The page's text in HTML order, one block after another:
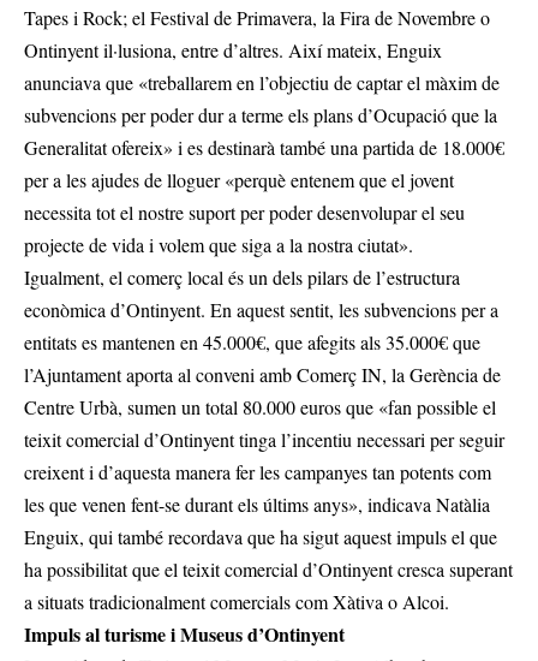
Tapes i Rock; el Festival de Primavera, la Fira de Novembre o
Ontinyent il·lusiona, entre d’altres. Així mateix, Enguix
anunciava que «treballarem en l’objectiu de captar el màxim de
subvencions per poder dur a terme els plans d’Ocupació que la
Generalitat ofereix» i es destinarà també una partida de 18.000€
per a les ajudes de lloguer «perquè entenem que el jovent
necessita tot el nostre suport per poder desenvolupar el seu
projecte de vida i volem que siga a la nostra ciutat».
Igualment, el comerç local és un dels pilars de l’estructura
econòmica d’Ontinyent. En aquest sentit, les subvencions per a
entitats es mantenen en 45.000€, que afegits als 35.000€ que
l’Ajuntament aporta al conveni amb Comerç IN, la Gerència de
Centre Urbà, sumen un total 80.000 euros que «fan possible el
teixit comercial d’Ontinyent tinga l’incentiu necessari per seguir
creixent i d’aquesta manera fer les campanyes tan potents com
les que venen fent-se durant els últims anys», indicava Natàlia
Enguix, qui també recordava que ha sigut aquest impuls el que
ha possibilitat que el teixit comercial d’Ontinyent cresca superant
a situats tradicionalment comercials com Xàtiva o Alcoi.
Impuls al turisme i Museus d’Ontinyent